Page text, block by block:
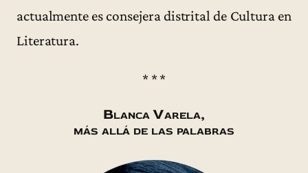
actualmente es consejera distrital de Cultura en
Literatura.
* * *
Blanca Varela,
más allá de las palabras